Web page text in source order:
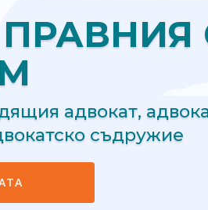
адвокат,
съдружие